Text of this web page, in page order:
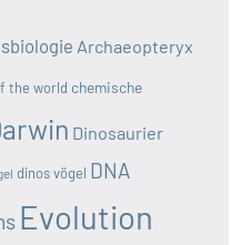
Archaeopteryx
the world chemische
Dinosaurier
dinos vögel DNA
Evolution